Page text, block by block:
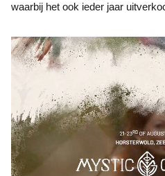
waarbij het ook ieder jaar